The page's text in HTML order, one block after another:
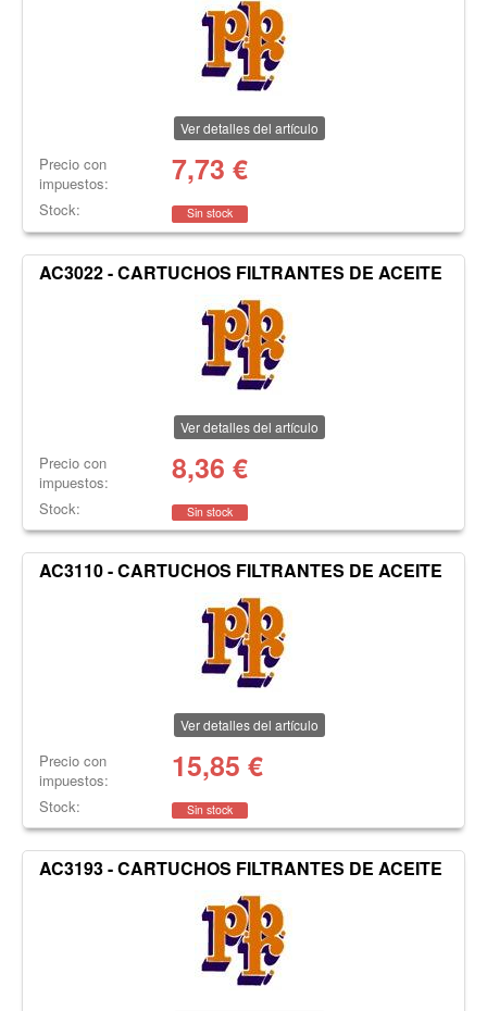
Ver detalles del artículo
Precio con
impuestos:
7,73 €
Stock: Sin stock
AC3022 - CARTUCHOS FILTRANTES DE ACEITE
Ver detalles del artículo
Precio con
impuestos:
8,36 €
Stock: Sin stock
AC3110 - CARTUCHOS FILTRANTES DE ACEITE
Ver detalles del artículo
Precio con
impuestos:
15,85 €
Stock: Sin stock
AC3193 - CARTUCHOS FILTRANTES DE ACEITE